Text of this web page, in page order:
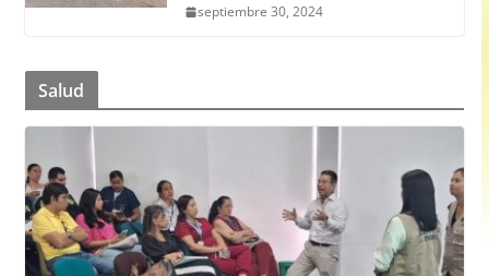
septiembre 30, 2024
Salud